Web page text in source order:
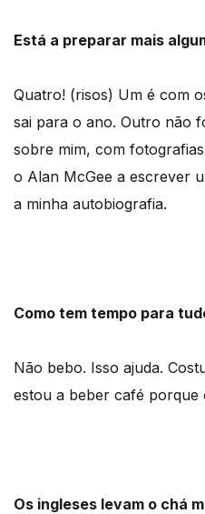
Está a preparar mais
Quatro! (risos) Um é com
sai para o ano. Outro não
sobre mim, com
o Alan McGee a escrever
a minha autobiografia.
Como tem tempo para
Não bebo. Isso ajuda.
estou a beber café porque
Os ingleses levam o chá